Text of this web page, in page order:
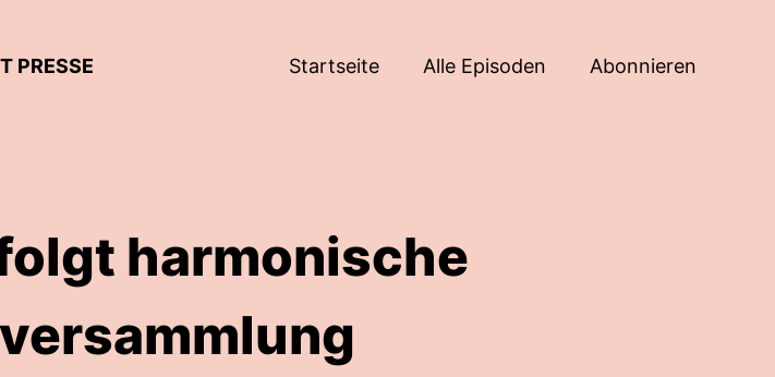
Startseite Alle Episoden Abonnieren
harmonische